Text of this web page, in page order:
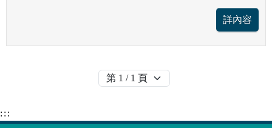
:::